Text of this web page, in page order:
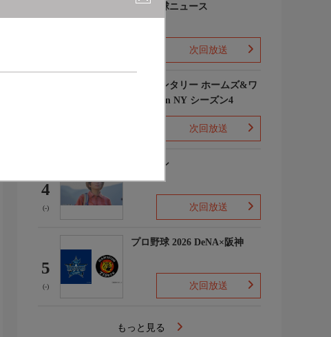
プロ野球ニュース
次回放送
エレメンタリー ホームズ&ワ
トソン in NY シーズン4
次回放送
4
(-)
下山メシ
次回放送
5
(-)
プロ野球 2026 DeNA×阪神
次回放送
もっと見る